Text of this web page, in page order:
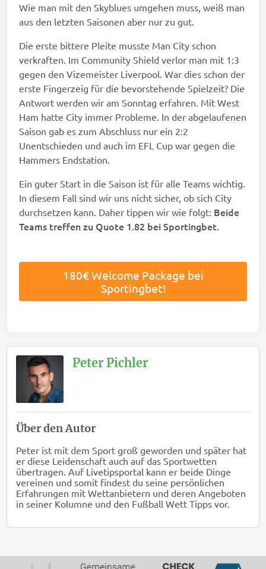
Wie man mit den Skyblues umgehen muss, weiß man
aus den letzten Saisonen aber nur zu gut.
Die erste bittere Pleite musste Man City schon
verkraften. Im Community Shield verlor man mit 1:3
gegen den Vizemeister Liverpool. War dies schon der
erste Fingerzeig für die bevorstehende Spielzeit? Die
Antwort werden wir am Sonntag erfahren. Mit West
Ham hatte City immer Probleme. In der abgelaufenen
Saison gab es zum Abschluss nur ein 2:2
Unentschieden und auch im EFL Cup war gegen die
Hammers Endstation.
Ein guter Start in die Saison ist für alle Teams wichtig.
In diesem Fall sind wir uns nicht sicher, ob sich City
durchsetzen kann. Daher tippen wir wie folgt: Beide
Teams treffen zu Quote 1.82 bei Sportingbet.
180€ Welcome Package bei
Sportingbet!
Peter Pichler
Über den Autor
Peter ist mit dem Sport groß geworden und später hat
er diese Leidenschaft auch auf das Sportwetten
übertragen. Auf Livetipsportal kann er beide Dinge
vereinen und somit findest du seine persönlichen
Erfahrungen mit Wettanbietern und deren Angeboten
in seiner Kolumne und den Fußball Wett Tipps vor.